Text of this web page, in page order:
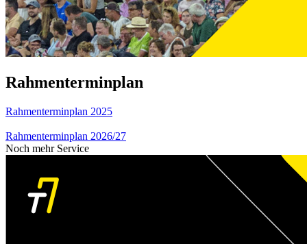
Rahmenterminplan
Rahmenterminplan 2025
Rahmenterminplan 2026/27
Noch mehr Service